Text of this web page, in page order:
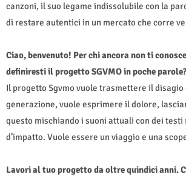
canzoni, il suo legame indissolubile con la
di restare autentici in un mercato che corre
Ciao, benvenuto! Per chi ancora non ti
definiresti il progetto SGVMO in poche parole?
Il progetto Sgvmo vuole trasmettere il disagio
generazione, vuole esprimere il dolore,
questo mischiando i suoni attuali con dei
d’impatto. Vuole essere un viaggio e una
Lavori al tuo progetto da oltre quindici anni.